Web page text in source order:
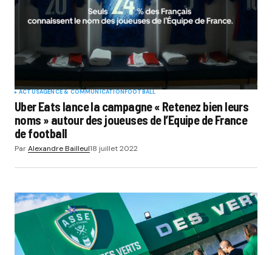
ACTUSAGENCE & COMMUNICATION FOOTBALL
Uber Eats lance la campagne « Retenez bien leurs
noms » autour des joueuses de l’Equipe de France
de football
ParAlexandre Bailleul18 juillet 2022